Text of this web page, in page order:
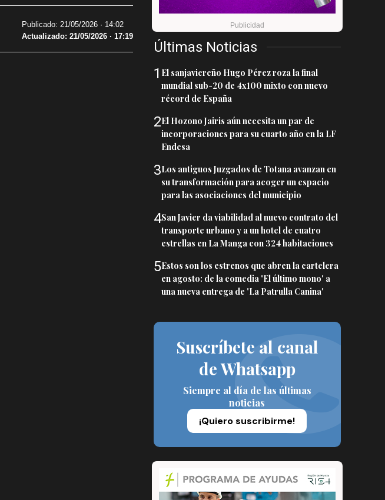
Últimas Noticias
1 El sanjaviereño Hugo Pérez roza la final
mundial sub-20 de 4x100 mixto con nuevo
récord de España
2El Hozono Jairis aún necesita un par de
incorporaciones para su cuarto año en la LF
Endesa
3Los antiguos Juzgados de Totana avanzan en
su transformación para acoger un espacio
para las asociaciones del municipio
4San Javier da viabilidad al nuevo contrato del
transporte urbano y a un hotel de cuatro
estrellas en La Manga con 324 habitaciones
5Estos son los estrenos que abren la cartelera
en agosto: de la comedia 'El último mono' a
una nueva entrega de 'La Patrulla Canina'
Suscríbete al canal
de Whatsapp
Siempre al día de las últimas
noticias
¡Quiero suscribirme!
Publicado: 21/05/2026 · 14:02
Actualizado: 21/05/2026 · 17:19